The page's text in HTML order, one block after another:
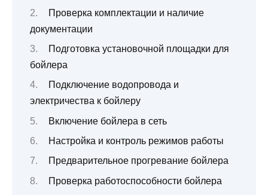
Проверка комплектации и наличие
документации
Подготовка установочной площадки для
бойлера
Подключение водопровода и
электричества к бойлеру
Включение бойлера в сеть
Настройка и контроль режимов работы
Предварительное прогревание бойлера
Проверка работоспособности бойлера